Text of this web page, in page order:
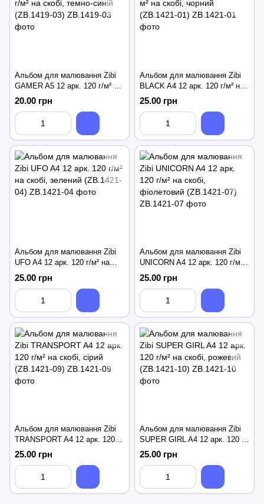
Альбом для малювання Zibi
GAMER A5 12 арк. 120 г/м² на
скобі, темно-синій (ZB.1419-
20.00 грн
Альбом для малювання Zibi
BLACK A4 12 арк. 120 г/м² на
скобі, чорний (ZB.1421-01)
25.00 грн
Альбом для малювання Zibi
UFO A4 12 арк. 120 г/м² на
скобі, зелений (ZB.1421-04)
25.00 грн
Альбом для малювання Zibi
UNICORN A4 12 арк. 120 г/м²
на скобі, фіолетовий
(ZB.1421-07)
25.00 грн
Альбом для малювання Zibi
TRANSPORT A4 12 арк. 120 г/
м² на скобі, сірий (ZB.1421-09)
25.00 грн
Альбом для малювання Zibi
SUPER GIRL A4 12 арк. 120 г/
м² на скобі, рожевий (ZB.1421-
25.00 грн